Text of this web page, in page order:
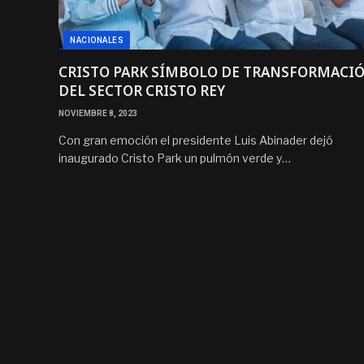
NACIONALES
CRISTO PARK SÍMBOLO DE
DEL SECTOR CRISTO REY
NOVIEMBRE 8, 2023
Con gran emoción el presidente Luis Abinader dejó
inaugurado Cristo Park un pulmón verde y…